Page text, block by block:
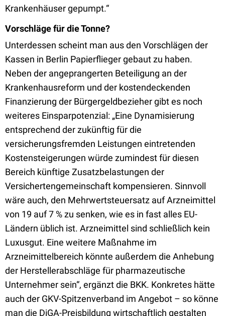
Krankenhäuser gepumpt.“
Vorschläge für die Tonne?
Unterdessen scheint man aus den Vorschlägen der
Kassen in Berlin Papierflieger gebaut zu haben.
Neben der angeprangerten Beteiligung an der
Krankenhausreform und der kostendeckenden
Finanzierung der Bürgergeldbezieher gibt es noch
weiteres Einsparpotenzial: „Eine Dynamisierung
entsprechend der zukünftig für die
versicherungsfremden Leistungen eintretenden
Kostensteigerungen würde zumindest für diesen
Bereich künftige Zusatzbelastungen der
Versichertengemeinschaft kompensieren. Sinnvoll
wäre auch, den Mehrwertsteuersatz auf Arzneimittel
von 19 auf 7 % zu senken, wie es in fast alles EU-
Ländern üblich ist. Arzneimittel sind schließlich kein
Luxusgut. Eine weitere Maßnahme im
Arzneimittelbereich könnte außerdem die Anhebung
der Herstellerabschläge für pharmazeutische
Unternehmer sein“, ergänzt die BKK. Konkretes hätte
auch der GKV-Spitzenverband im Angebot – so könne
man die DiGA-Preisbildung wirtschaftlich gestalten